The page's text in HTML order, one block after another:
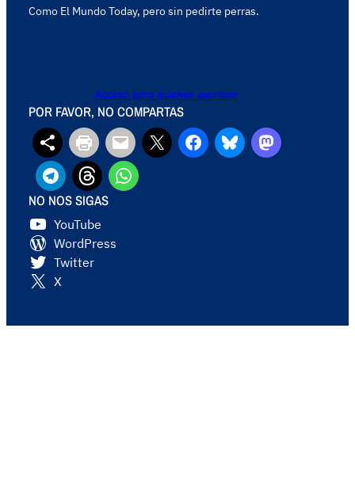
Como El Mundo Today, pero sin pedirte perras.
Acceso para quienes escriben
POR FAVOR, NO COMPARTAS
NO NOS SIGAS
YouTube
WordPress
Twitter
X